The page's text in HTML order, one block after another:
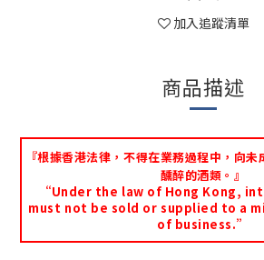
加入追蹤清單
商品描述
『根據香港法律，不得在業務過程中，向
醺醉的酒類。』
“Under the law of Hong Kong,
must not be sold or supplied to a
of business.”